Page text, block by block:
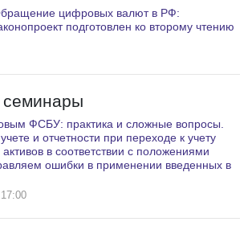
цифровых валют в РФ:
подготовлен ко второму чтению
ФСБУ: практика и сложные вопросы.
и отчетности при переходе к учету
в соответствии с положениями
ошибки в применении введенных в